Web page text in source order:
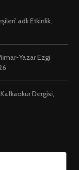
adlı Etkinlik,
Yazar Ezgi
Dergisi,